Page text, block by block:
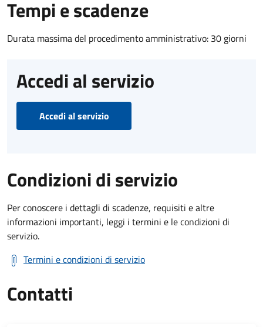
Tempi e scadenze
Durata massima del procedimento amministrativo: 30 giorni
Accedi al servizio
Accedi al servizio
Condizioni di servizio
Per conoscere i dettagli di scadenze, requisiti e altre
informazioni importanti, leggi i termini e le condizioni di
servizio.
Termini e condizioni di servizio
Contatti